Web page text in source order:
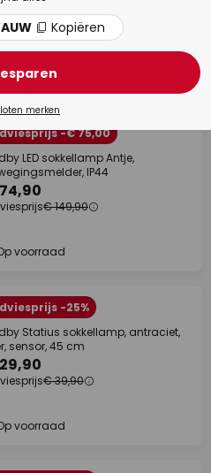
€ 59,90
voorraad
-€ 75,00
LED sokkellamp Antje,
IP44
€ 149,90
voorraad
-25%
Statius sokkellamp, antraciet,
sensor, 45 cm
€ 39,90
voorraad
Kopiëren
merken